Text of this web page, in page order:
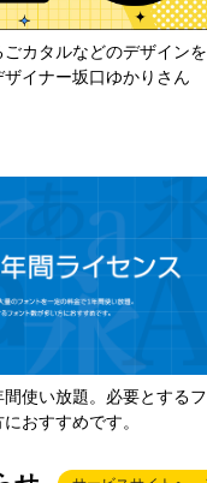
カタルなどのデザインを
イナー坂口ゆかりさん
使い放題。必要とするフ
おすすめです。